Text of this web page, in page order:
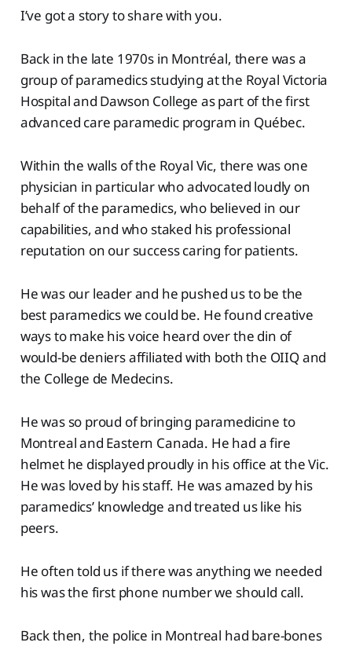
I’ve got a story to share with you.
Back in the late 1970s in Montréal, there was a
group of paramedics studying at the Royal Victoria
Hospital and Dawson College as part of the first
advanced care paramedic program in Québec.
Within the walls of the Royal Vic, there was one
physician in particular who advocated loudly on
behalf of the paramedics, who believed in our
capabilities, and who staked his professional
reputation on our success caring for patients.
He was our leader and he pushed us to be the
best paramedics we could be. He found creative
ways to make his voice heard over the din of
would-be deniers affiliated with both the OIIQ and
the College de Medecins.
He was so proud of bringing paramedicine to
Montreal and Eastern Canada. He had a fire
helmet he displayed proudly in his office at the Vic.
He was loved by his staff. He was amazed by his
paramedics’ knowledge and treated us like his
peers.
He often told us if there was anything we needed
his was the first phone number we should call.
Back then, the police in Montreal had bare-bones